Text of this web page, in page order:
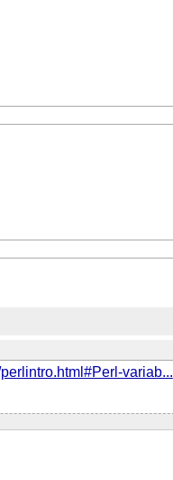
variab...